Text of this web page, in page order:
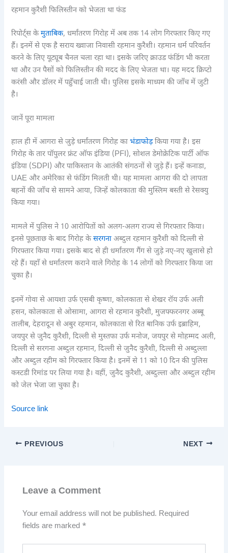
रहमान कुरैशी फिलिस्तीन को भेजता था फंड
रिपोर्ट्स केमुताबिक, धर्मांतरण गिरोह में अब तक 14 लोग गिरफ्तार किए गए
हैं। इनमें से एक है सराय ख्वाजा निवासी रहमान कुरैशी। रहमान धर्म परिवर्तन
करने के लिए यूट्यूब चैनल चला रहा था। इसके जरिए क्राउड फंडिंग भी करता
था और उन पैसों को फिलिस्तीन की मदद के लिए भेजता था। यह मदद क्रिप्टो
करंसी और डॉलर में पहुँचाई जाती थी। पुलिस इसके माध्यम की जाँच में जुटी
है।
जानें पूरा मामला
हाल ही में आगरा से जुड़े धर्मांतरण गिरोह काभंडाफोड़किया गया है। इस
गिरोह के तार पॉपुलर फ्रंट ऑफ इंडिया (PFI), सोशल डेमोक्रेटिक पार्टी ऑफ
इंडिया (SDPI) और पाकिस्तान के आतंकी संगठनों से जुड़े हैं। इन्हें कनाडा,
UAE और अमेरिका से फंडिंग मिलती थी। यह मामला आगरा की दो लापता
बहनों की जाँच से सामने आया, जिन्हें कोलकाता की मुस्लिम बस्ती से रेसक्यु
किया गया।
मामले में पुलिस ने 10 आरोपितों को अलग-अलग राज्य से गिरफ्तार किया।
इनसे पूछताछ के बाद गिरोह केसरगना अब्दुल रहमान कुरैशी को दिल्ली से
गिरफ्तार किया गया। इसके बाद से ही धर्मांतरण गैंग से जुड़े नए-नए खुलासे हो
रहे हैं। यहाँ से धर्मांतरण कराने वाले गिरोह के 14 लोगों को गिरफ्तार किया जा
चुका है।
इनमें गोवा से आयशा उर्फ एसबी कृष्णा, कोलकाता से शेखर रॉय उर्फ अली
हसन, कोलकाता से ओसामा, आगरा से रहमान कुरैशी, मुजफ्फरनगर अब्बू
तालीब, देहरादून से अबुर रहमान, कोलकाता से रित बानिक उर्फ इब्राहिम,
जयपुर से जुनैद कुरैशी, दिल्ली से मुस्तफा उर्फ मनोज, जयपुर से मोहम्मद अली,
दिल्ली से सरगना अब्दुल रहमान, दिल्ली से जुनैद कुरैशी, दिल्ली से अब्दुल्ला
और अब्दुल रहीम को गिरफ्तार किया है। इनमें से 11 को 10 दिन की पुलिस
कस्टडी रिमांड पर लिया गया है। वहीं, जुनैद कुरैशी, अब्दुल्ला और अब्दुल रहीम
को जेल भेजा जा चुका है।
Source link
PREVIOUS NEXT
Leave a Comment
Your email address will not be published. Required
fields are marked *